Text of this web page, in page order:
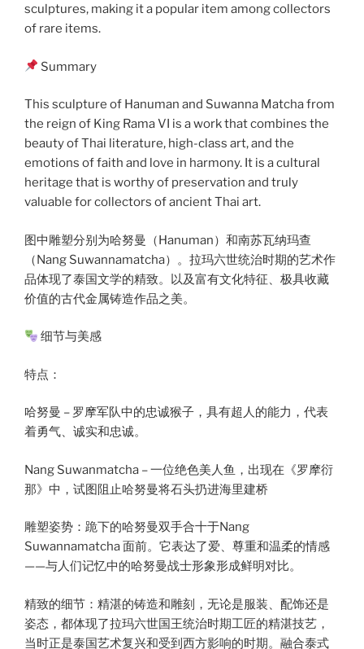
sculptures, making it a popular item among collectors
of rare items.
Summary
This sculpture of Hanuman and Suwanna Matcha from
the reign of King Rama VI is a work that combines the
beauty of Thai literature, high-class art, and the
emotions of faith and love in harmony. It is a cultural
heritage that is worthy of preservation and truly
valuable for collectors of ancient Thai art.
图中雕塑分别为哈努曼（Hanuman）和南苏瓦纳玛查
（Nang Suwannamatcha）。拉玛六世统治时期的艺术作
品体现了泰国文学的精致。以及富有文化特征、极具收藏
价值的古代金属铸造作品之美。
细节与美感
特点：
哈努曼 – 罗摩军队中的忠诚猴子，具有超人的能力，代表
着勇气、诚实和忠诚。
Nang Suwanmatcha – 一位绝色美人鱼，出现在《罗摩衍
那》中，试图阻止哈努曼将石头扔进海里建桥
雕塑姿势：跪下的哈努曼双手合十于Nang
Suwannamatcha 面前。它表达了爱、尊重和温柔的情感
——与人们记忆中的哈努曼战士形象形成鲜明对比。
精致的细节：精湛的铸造和雕刻，无论是服装、配饰还是
姿态，都体现了拉玛六世国王统治时期工匠的精湛技艺，
当时正是泰国艺术复兴和受到西方影响的时期。融合泰式